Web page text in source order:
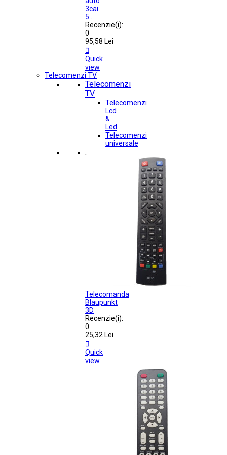
3cai
5...
Recenzie(i):
0
95,58 Lei

Quick
view
Telecomenzi TV
Telecomenzi
TV
Telecomenzi
Lcd
&
Led
Telecomenzi
universale
.
Telecomanda
Blaupunkt
3D
Recenzie(i):
0
25,32 Lei

Quick
view